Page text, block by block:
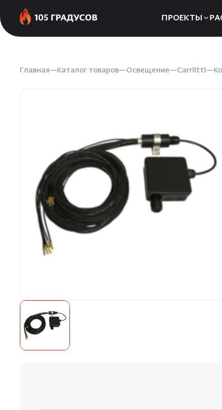
ПРОЕКТЫ
Главная Каталог товаров Освещение Carriitti